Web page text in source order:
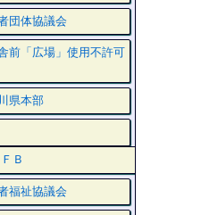
団体協議会
前「広場」使用不許可
県本部
Ｂ
福祉協議会